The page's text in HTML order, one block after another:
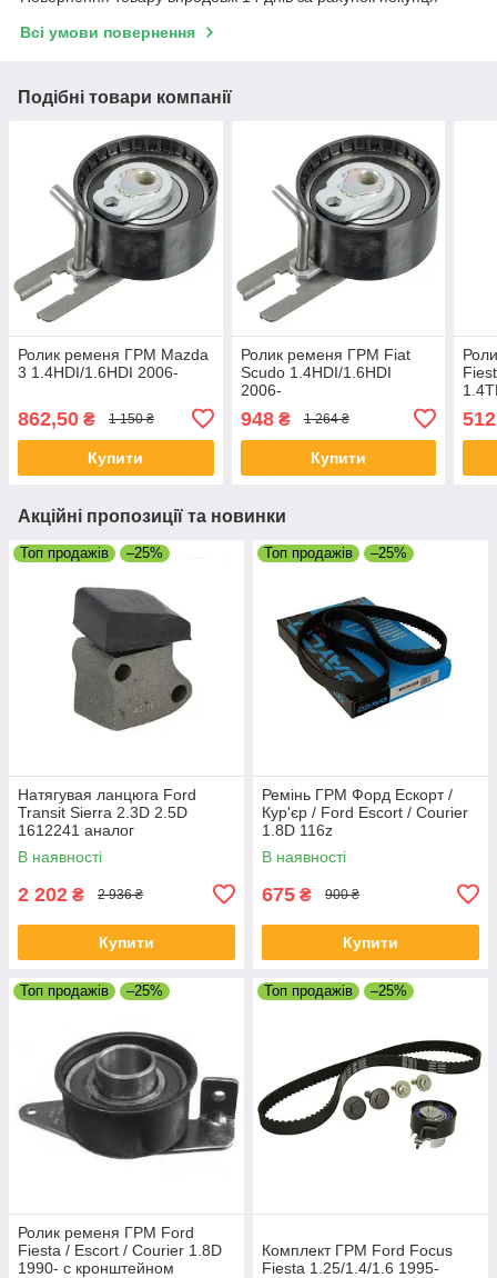
Всі умови повернення
Подібні товари компанії
Ролик ременя ГРМ Mazda
3 1.4HDI/1.6HDI 2006-
862,50 ₴ 1 150 ₴
Купити
Ролик ременя ГРМ Fiat
Scudo 1.4HDI/1.6HDI
2006-
948₴ 1 264 ₴
Купити
Акційні пропозиції та новинки
Топ продажів –25%
Натягувая ланцюга Ford
Transit Sierra 2.3D 2.5D
1612241 аналог
В наявності
2 202 ₴ 2 936 ₴
Купити
Топ продажів –25%
Ремінь ГРМ Форд Ескорт /
Кур'єр / Ford Escort / Courier
1.8D 116z
В наявності
675 ₴ 900 ₴
Купити
Топ продажів –25%
Ролик ременя ГРМ Ford
Fiesta / Escort / Courier 1.8D
1990- с кронштейном
Топ продажів –25%
Комплект ГРМ Ford Focus
Fiesta 1.25/1.4/1.6 1995-